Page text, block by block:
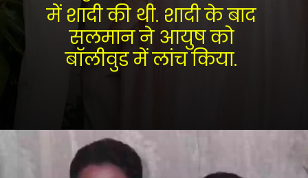
में शादी की थी. शादी के बाद
सलमान ने आयुष को
बॉलीवुड में लांच किया.